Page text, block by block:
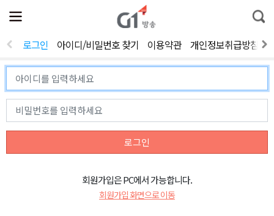
전
체
뉴
열
통
합
색
로그인 아이디/비밀번호 찾기 이용약관 개인정보취급방침
로그인
회원가입은 PC에서 가능합니다.
회원가입 화면으로 이동